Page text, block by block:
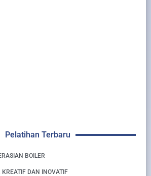
Pelatihan Terbaru
BOILER
DAN INOVATIF